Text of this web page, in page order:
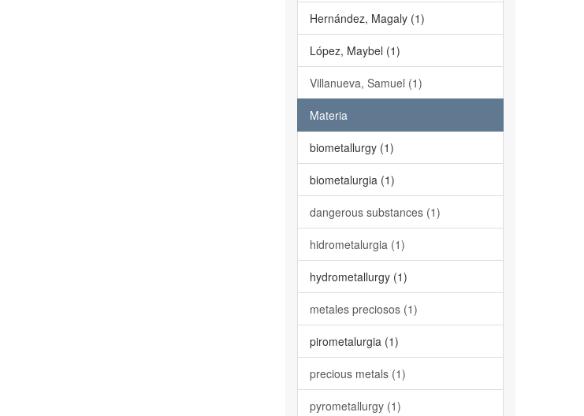
Hernández, Magaly (1)
López, Maybel (1)
Villanueva, Samuel (1)
Materia
biometallurgy (1)
biometalurgia (1)
dangerous substances (1)
hidrometalurgia (1)
hydrometallurgy (1)
metales preciosos (1)
pirometalurgia (1)
precious metals (1)
pyrometallurgy (1)